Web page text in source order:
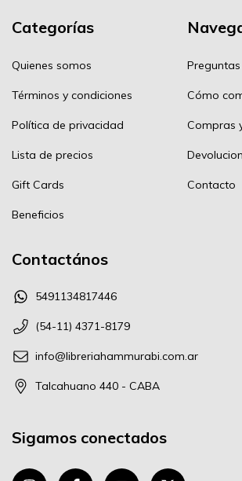
Categorías
Quienes somos
Términos y condiciones
Política de privacidad
Lista de precios
Gift Cards
Beneficios
Cómo
Compras
Contacto
Contactános
5491134817446
(54-11) 4371-8179
info@libreriahammurabi.com.ar
Talcahuano 440 - CABA
Sigamos conectados